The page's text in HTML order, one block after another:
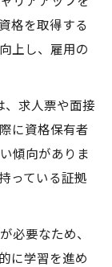
格を取得する
上し、雇用の
、求人票や面接
に資格保有者
傾向がありま
っている証拠
必要なため、
に学習を進め